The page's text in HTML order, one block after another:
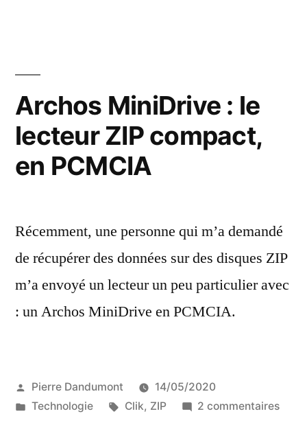
du
Archos MiniDrive : le
lecteur ZIP compact,
en PCMCIA
Récemment, une personne qui m’a demandé
de récupérer des données sur des disques ZIP
m’a envoyé un lecteur un peu particulier avec
: un Archos MiniDrive en PCMCIA.
Publié
par
Pierre Dandumont
14/05/2020
Publié
Technologie Étiquettes :
Clik, ZIP 2 commentairessur